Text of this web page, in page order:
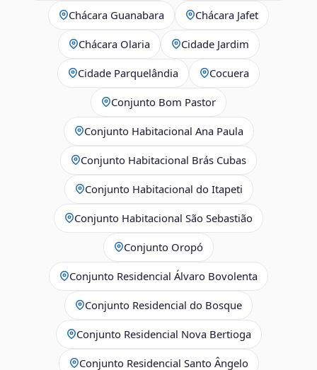
Chácara Guanabara Chácara Jafet
Chácara Olaria Cidade Jardim
Cidade Parquelândia Cocuera
Conjunto Bom Pastor
Conjunto Habitacional Ana Paula
Conjunto Habitacional Brás Cubas
Conjunto Habitacional do Itapeti
Conjunto Habitacional São Sebastião
Conjunto Oropó
Conjunto Residencial Álvaro Bovolenta
Conjunto Residencial do Bosque
Conjunto Residencial Nova Bertioga
Conjunto Residencial Santo Ângelo